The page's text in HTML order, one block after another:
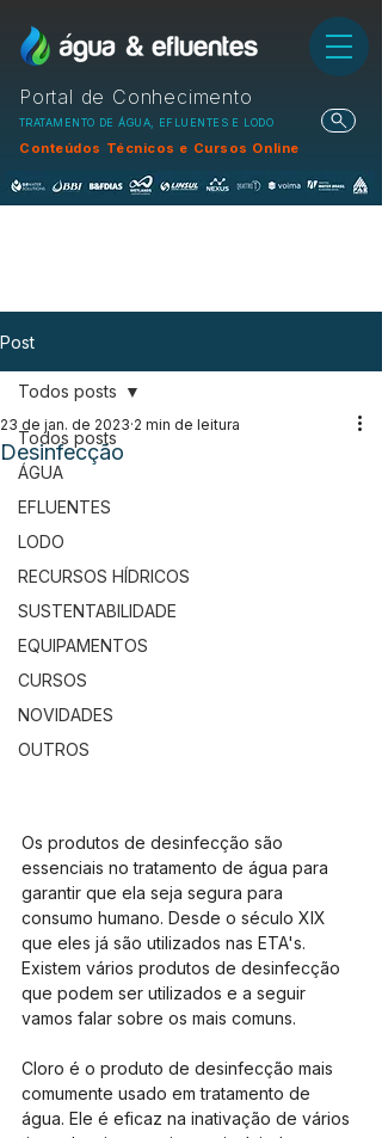
Portal de Conhecimento
TRATAMENTO DE ÁGUA, EFLUENTES E LODO
Conteúdos Técnicos e Cursos Online
Post
Todos posts
ÁGUA
EFLUENTES
LODO
RECURSOS HÍDRICOS
SUSTENTABILIDADE
EQUIPAMENTOS
CURSOS
NOVIDADES
OUTROS
Todos posts
Desinfecção
23 de jan. de 2023 2 min de leitura
Os produtos de desinfecção são
essenciais no tratamento de água para
garantir que ela seja segura para
consumo humano. Desde o século XIX
que eles já são utilizados nas ETA's.
Existem vários produtos de desinfecção
que podem ser utilizados e a seguir
vamos falar sobre os mais comuns.
Cloro é o produto de desinfecção mais
comumente usado em tratamento de
água. Ele é eficaz na inativação de vários